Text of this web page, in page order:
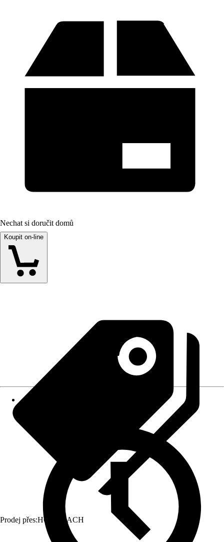
Nechat si doručit domů
Koupit on-line
Prodej přes:HORNBACH